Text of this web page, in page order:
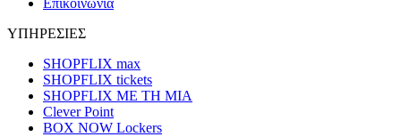
Επικοινωνία
ΥΠΗΡΕΣΙΕΣ
SHOPFLIX max
SHOPFLIX tickets
SHOPFLIX ΜΕ ΤΗ ΜΙΑ
Clever Point
BOX NOW Lockers